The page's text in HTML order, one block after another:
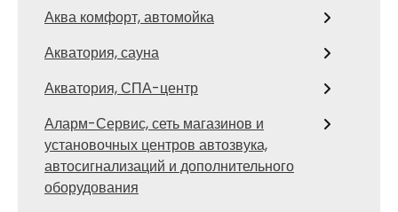
Аква комфорт, автомойка
Акватория, сауна
Акватория, СПА-центр
Аларм-Сервис, сеть магазинов и
установочных центров автозвука,
автосигнализаций и дополнительного
оборудования